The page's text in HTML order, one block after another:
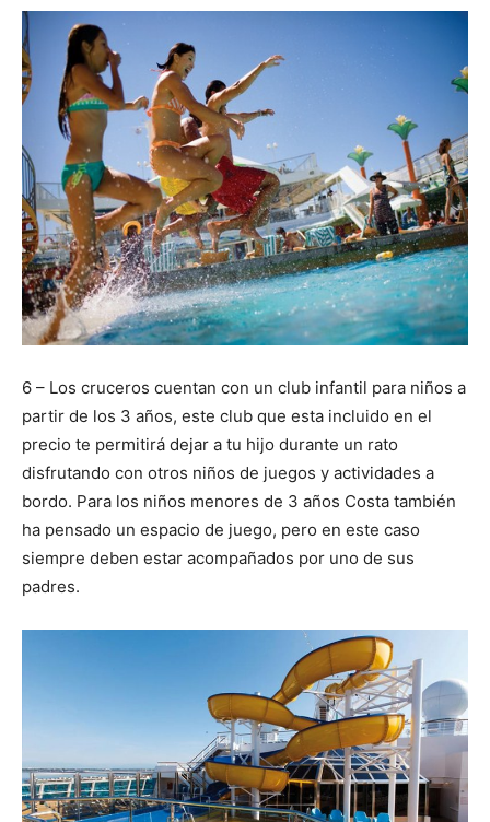
6 – Los cruceros cuentan con un club infantil para niños a
partir de los 3 años, este club que esta incluido en el
precio te permitirá dejar a tu hijo durante un rato
disfrutando con otros niños de juegos y actividades a
bordo. Para los niños menores de 3 años Costa también
ha pensado un espacio de juego, pero en este caso
siempre deben estar acompañados por uno de sus
padres.